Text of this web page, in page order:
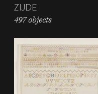
ZIJDE
497 objects